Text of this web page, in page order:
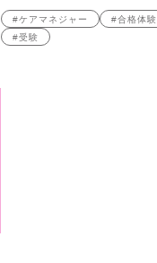
#ケアマネジャー #合格体験
#受験